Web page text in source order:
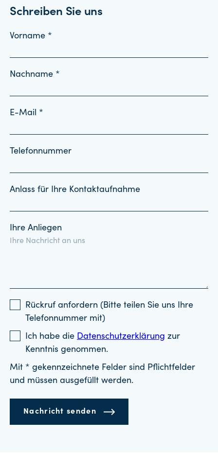
Schreiben Sie uns
Vorname *
Nachname *
E-Mail *
Telefonnummer
Anlass für Ihre Kontaktaufnahme
Ihre Anliegen
Rückruf anfordern (Bitte teilen Sie uns Ihre
Telefonnummer mit)
Ich habe die Datenschutzerklärung zur
Kenntnis genommen.
Mit * gekennzeichnete Felder sind Pflichtfelder
und müssen ausgefüllt werden.
Nachricht senden